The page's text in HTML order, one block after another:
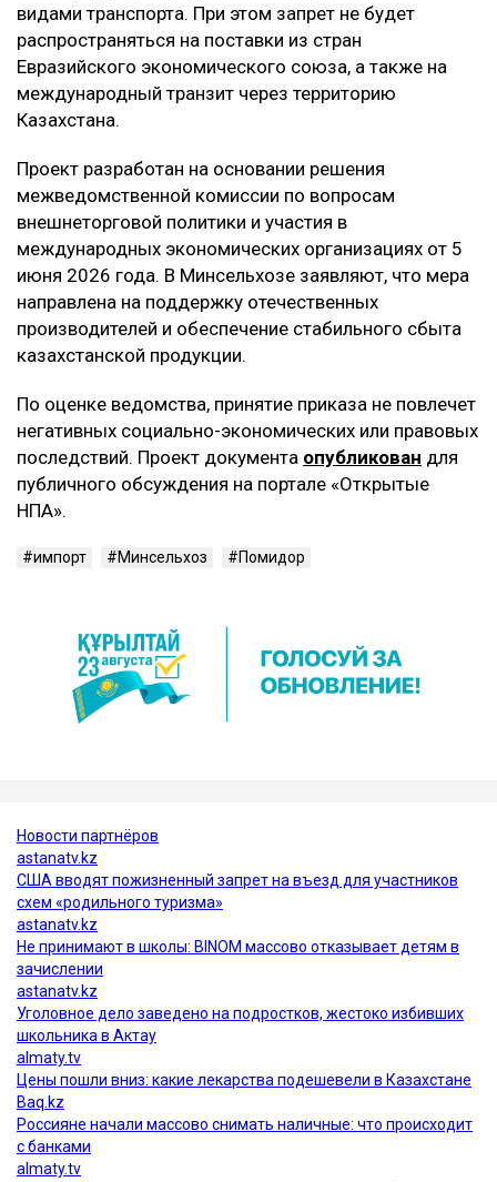
видами транспорта. При этом запрет не будет
распространяться на поставки из стран
Евразийского экономического союза, а также на
международный транзит через территорию
Казахстана.
Проект разработан на основании решения
межведомственной комиссии по вопросам
внешнеторговой политики и участия в
международных экономических организациях от 5
июня 2026 года. В Минсельхозе заявляют, что мера
направлена на поддержку отечественных
производителей и обеспечение стабильного сбыта
казахстанской продукции.
По оценке ведомства, принятие приказа не повлечет
негативных социально-экономических или правовых
последствий. Проект документа опубликован для
публичного обсуждения на портале «Открытые
НПА».
импорт Минсельхоз Помидор